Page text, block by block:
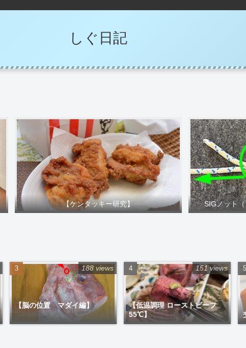
しぐ日記
【ケンタッキー研究】 SIGノット
【脳の位置 マダイ編】
188 views
【低温調理 ローストビーフ
55℃】
151 views